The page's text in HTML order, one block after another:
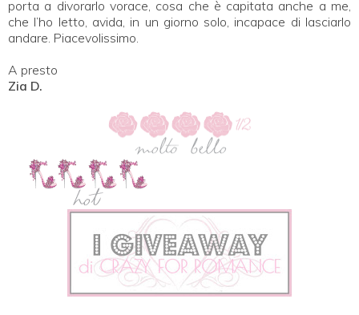
porta a divorarlo vorace, cosa che è capitata anche a me,
che l’ho letto, avida, in un giorno solo, incapace di lasciarlo
andare. Piacevolissimo.
A presto
Zia D.